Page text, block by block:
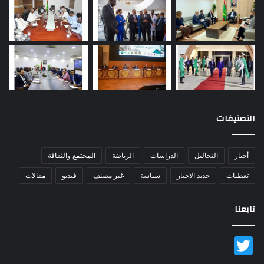
التصنيفات
أخبار التحاليل الدراسات الرياضة المجتمع والثقافة
تغطيات جديد الاخبار سياسة غير مصنف فيديو مقالات
تابعنا